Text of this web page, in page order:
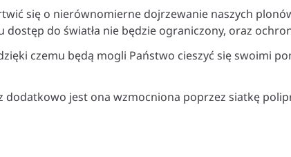
się o nierównomierne dojrzewanie naszych
dostęp do światła nie będzie ograniczony, oraz
czemu będą mogli Państwo cieszyć się swoimi
jest ona wzmocniona poprzez siatkę